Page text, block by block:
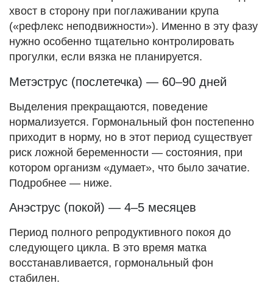
хвост в сторону при поглаживании крупа
(«рефлекс неподвижности»). Именно в эту фазу
нужно особенно тщательно контролировать
прогулки, если вязка не планируется.
Метэструс (послетечка) — 60–90 дней
Выделения прекращаются, поведение
нормализуется. Гормональный фон постепенно
приходит в норму, но в этот период существует
риск ложной беременности — состояния, при
котором организм «думает», что было зачатие.
Подробнее — ниже.
Анэструс (покой) — 4–5 месяцев
Период полного репродуктивного покоя до
следующего цикла. В это время матка
восстанавливается, гормональный фон
стабилен.